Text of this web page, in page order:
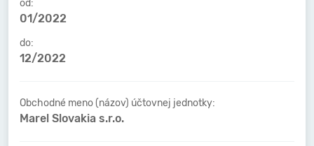
od:
01/2022
do:
12/2022
Obchodné meno (názov) účtovnej jednotky:
Marel Slovakia s.r.o.